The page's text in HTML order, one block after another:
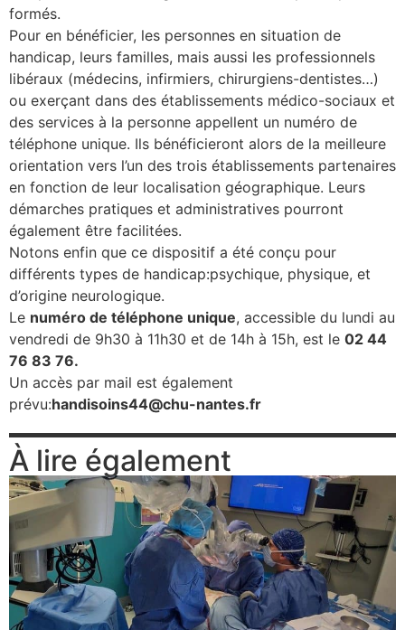
l’éditeur
un CHU
formés.
Pour en bénéficier, les personnes en situation de
handicap, leurs familles, mais aussi les professionnels
libéraux (médecins, infirmiers, chirurgiens-dentistes…)
ou exerçant dans des établissements médico-sociaux et
des services à la personne appellent un numéro de
téléphone unique. Ils bénéficieront alors de la meilleure
orientation vers l’un des trois établissements partenaires
en fonction de leur localisation géographique. Leurs
démarches pratiques et administratives pourront
également être facilitées.
Notons enfin que ce dispositif a été conçu pour
différents types de handicap:psychique, physique, et
d’origine neurologique.
Le numéro de téléphone unique, accessible du lundi au
vendredi de 9h30 à 11h30 et de 14h à 15h, est le 02 44
76 83 76.
Un accès par mail est également
prévu:handisoins44@chu-nantes.fr
À lire également